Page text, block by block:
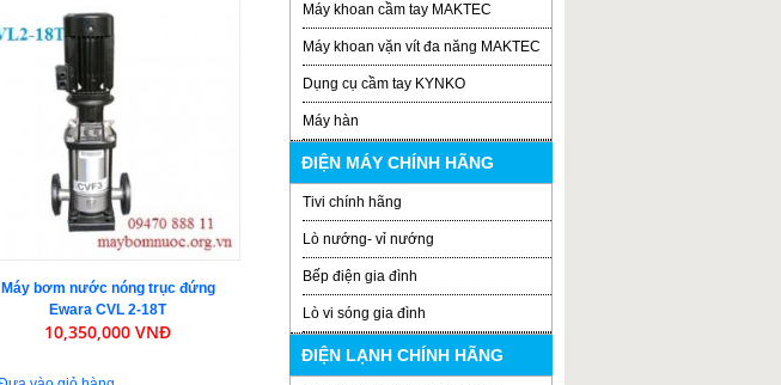
Máy bơm nước nóng trục đứng
Ewara CVL 2-18T
10,350,000 VNĐ
Máy khoan cầm tay MAKTEC
Máy khoan vặn vít đa năng MAKTEC
Dụng cụ cầm tay KYNKO
Máy hàn
ĐIỆN MÁY CHÍNH HÃNG
Tivi chính hãng
Lò nướng- vỉ nướng
Bếp điện gia đình
Lò vi sóng gia đình
ĐIỆN LẠNH CHÍNH HÃNG